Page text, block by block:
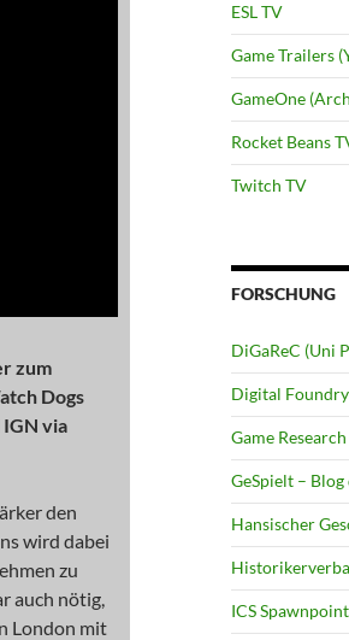
zum
Dogs
via
den
wird dabei
zu
auch nötig,
London mit
ESL TV
Game Trailers
GameOne
Rocket Beans
Twitch TV
FORSCHUNG
DiGaReC (Uni
Digital
Game
GeSpielt –
Hansischer
ICS